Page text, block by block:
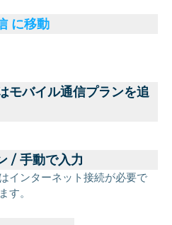
に移動
モバイル通信プランを追
/ 手動で入力
インターネット接続が必要で
す。